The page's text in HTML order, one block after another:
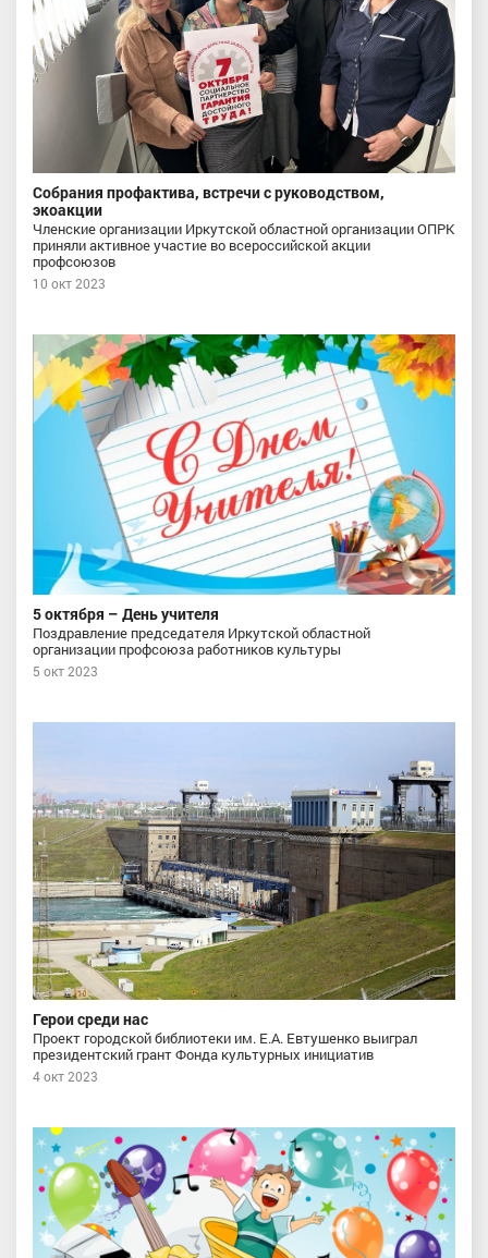
Собрания профактива, встречи с руководством,
экоакции
Членские организации Иркутской областной организации ОПРК
приняли активное участие во всероссийской акции
профсоюзов
10 окт 2023
5 октября – День учителя
Поздравление председателя Иркутской областной
организации профсоюза работников культуры
5 окт 2023
Герои среди нас
Проект городской библиотеки им. Е.А. Евтушенко выиграл
президентский грант Фонда культурных инициатив
4 окт 2023